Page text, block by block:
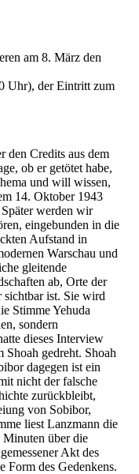
am 8. März den
Uhr), der Eintritt zum
den Credits aus dem
ob er getötet habe,
und will wissen,
14. Oktober 1943
werden wir
eingebunden in die
Aufstand in
Warschau und
gleitende
ab, Orte der
sichtbar ist. Sie wird
Stimme Yehuda
sondern
dieses Interview
gedreht. Shoah
dagegen ist ein
nicht der falsche
zurückbleibt,
von Sobibor,
liest Lanzmann die
Minuten über die
Akt des
Form des Gedenkens.